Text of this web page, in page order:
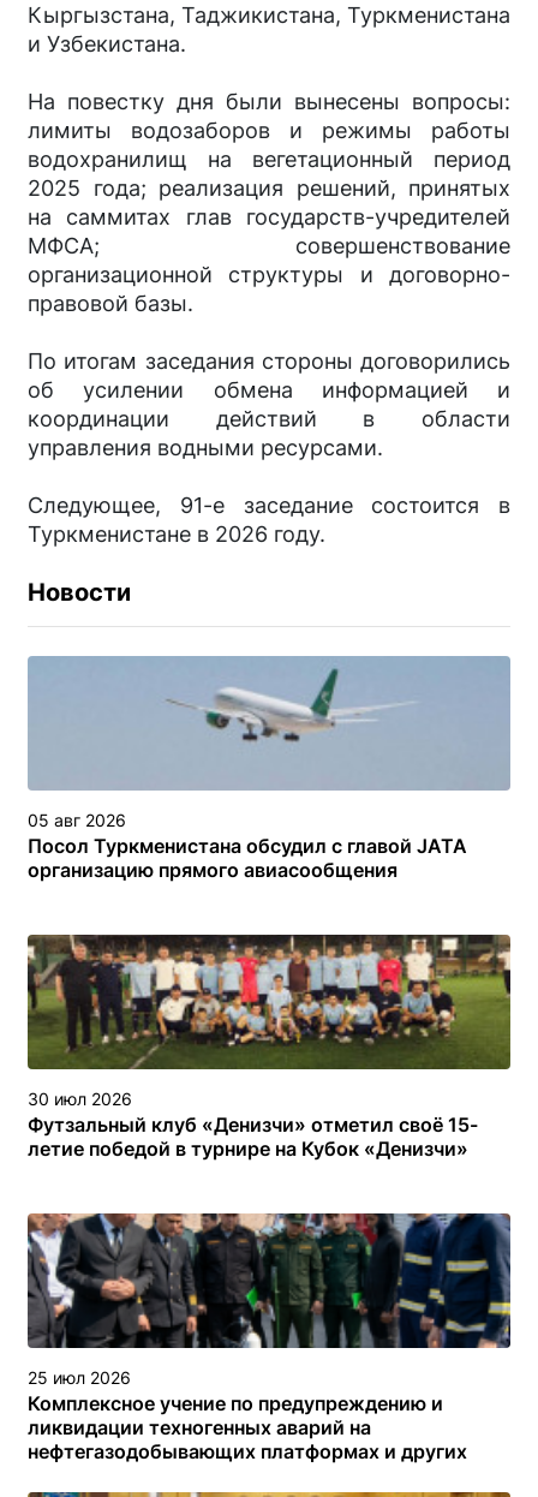
Кыргызстана, Таджикистана, Туркменистана
и Узбекистана.
На повестку дня были вынесены вопросы:
лимиты водозаборов и режимы работы
водохранилищ на вегетационный период
2025 года; реализация решений, принятых
на саммитах глав государств-учредителей
МФСА; совершенствование
организационной структуры и договорно-
правовой базы.
По итогам заседания стороны договорились
об усилении обмена информацией и
координации действий в области
управления водными ресурсами.
Следующее, 91-е заседание состоится в
Туркменистане в 2026 году.
Новости
05 авг 2026
Посол Туркменистана обсудил с главой JATA
организацию прямого авиасообщения
30 июл 2026
Футзальный клуб «Денизчи» отметил своё 15-
летие победой в турнире на Кубок «Денизчи»
25 июл 2026
Комплексное учение по предупреждению и
ликвидации техногенных аварий на
нефтегазодобывающих платформах и других